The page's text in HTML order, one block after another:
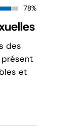
78%
des
et